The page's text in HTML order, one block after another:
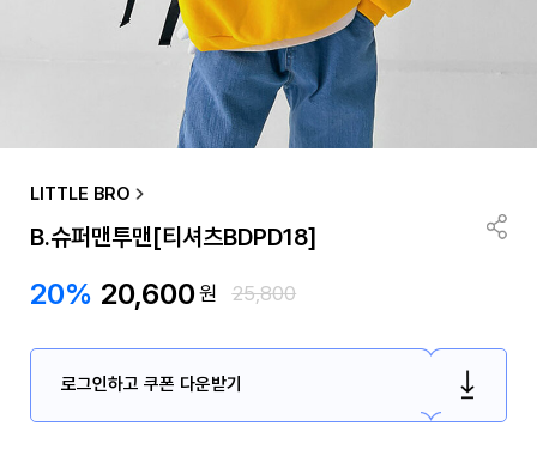
LITTLE BRO
B.슈퍼맨투맨[티셔츠BDPD18]
20% 20,600원 25,800
로그인하고 쿠폰 다운받기